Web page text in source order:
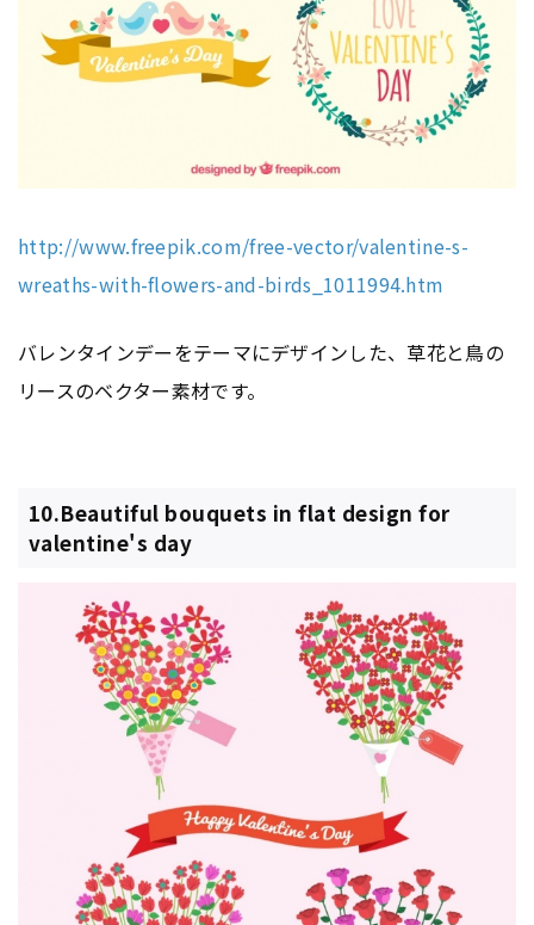
http://www.freepik.com/free-vector/valentine-s-
wreaths-with-flowers-and-birds_1011994.htm
バレンタインデーをテーマにデザインした、草花と鳥の
リースのベクター素材です。
10.Beautiful bouquets in flat design for
valentine's day